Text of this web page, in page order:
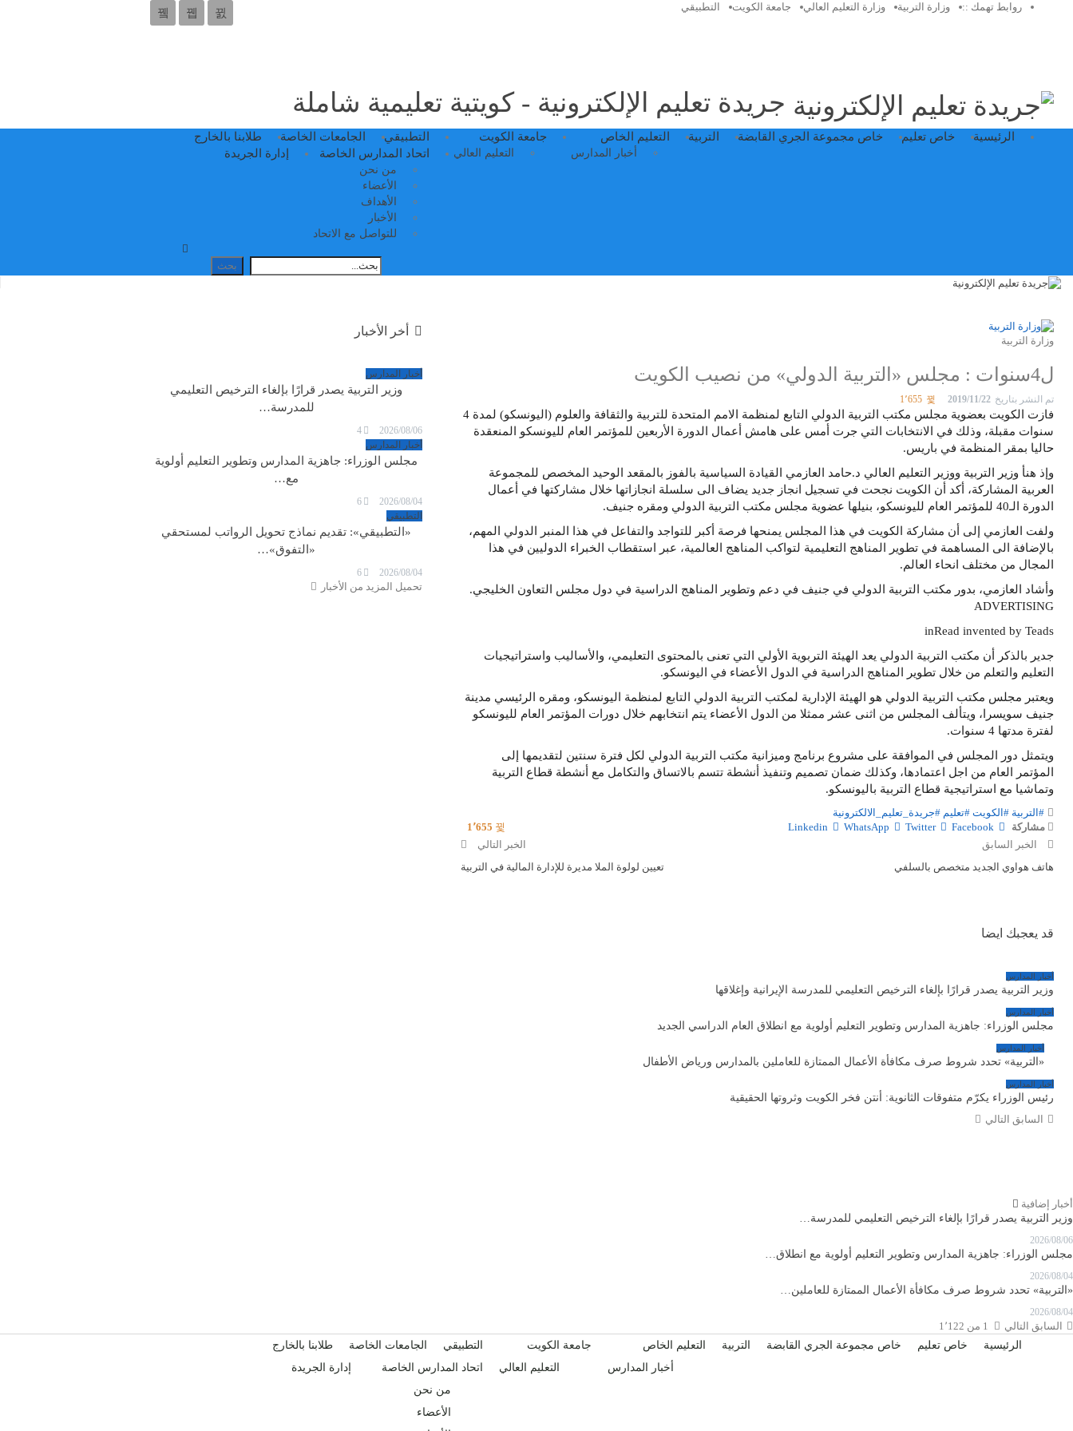
روابط تهمك :: وزارة التربية وزارة التعليم العالي جامعة الكويت التطبيقي
جريدة تعليم الإلكترونية - كويتية تعليمية شاملة
الرئيسية خاص تعليم خاص مجموعة الجري القابضة التربية التعليم الخاص
أخبار المدارس
جامعة الكويت
التعليم العالي
التطبيقي الجامعات الخاصة
طلابنا بالخارج
اتحاد المدارس الخاصة
من نحن
الأعضاء
الأهداف
الأخبار
للتواصل مع الاتحاد
إدارة الجريدة
وزارة التربية
ل4سنوات : مجلس «التربية الدولي» من نصيب الكويت
تم النشر بتاريخ 2019/11/22
فازت الكويت بعضوية مجلس مكتب التربية الدولي التابع لمنظمة الامم المتحدة للتربية والثقافة والعلوم (اليونسكو) لمدة 4
سنوات مقبلة، وذلك في الانتخابات التي جرت أمس على هامش أعمال الدورة الأربعين للمؤتمر العام لليونسكو المنعقدة
حاليا بمقر المنظمة في باريس.
وإذ هنأ وزير التربية ووزير التعليم العالي د.حامد العازمي القيادة السياسية بالفوز بالمقعد الوحيد المخصص للمجموعة
العربية المشاركة، أكد أن الكويت نجحت في تسجيل انجاز جديد يضاف الى سلسلة انجازاتها خلال مشاركتها في أعمال
الدورة الـ40 للمؤتمر العام لليونسكو، بنيلها عضوية مجلس مكتب التربية الدولي ومقره جنيف.
ولفت العازمي إلى أن مشاركة الكويت في هذا المجلس يمنحها فرصة أكبر للتواجد والتفاعل في هذا المنبر الدولي المهم،
بالإضافة الى المساهمة في تطوير المناهج التعليمية لتواكب المناهج العالمية، عبر استقطاب الخبراء الدوليين في هذا
المجال من مختلف انحاء العالم.
وأشاد العازمي، بدور مكتب التربية الدولي في جنيف في دعم وتطوير المناهج الدراسية في دول مجلس التعاون الخليجي.
ADVERTISING
inRead invented by Teads
جدير بالذكر أن مكتب التربية الدولي يعد الهيئة التربوية الأولي التي تعنى بالمحتوى التعليمي، والأساليب واستراتيجيات
التعليم والتعلم من خلال تطوير المناهج الدراسية في الدول الأعضاء في اليونسكو.
ويعتبر مجلس مكتب التربية الدولي هو الهيئة الإدارية لمكتب التربية الدولي التابع لمنظمة اليونسكو، ومقره الرئيسي مدينة
جنيف سويسرا، ويتألف المجلس من اثنى عشر ممثلا من الدول الأعضاء يتم انتخابهم خلال دورات المؤتمر العام لليونسكو
لفترة مدتها 4 سنوات.
ويتمثل دور المجلس في الموافقة على مشروع برنامج وميزانية مكتب التربية الدولي لكل فترة سنتين لتقديمها إلى
المؤتمر العام من اجل اعتمادها، وكذلك ضمان تصميم وتنفيذ أنشطة تتسم بالاتساق والتكامل مع أنشطة قطاع التربية
وتماشيا مع استراتيجية قطاع التربية باليونسكو.
#التربية #الكويت #تعليم #جريدة_تعليم_الالكترونية
1٬655
مشاركة Facebook
Twitter
WhatsApp
Linkedin
الخبر السابق
هاتف هواوي الجديد متخصص بالسلفي
الخبر التالي
تعيين لولوة الملا مديرة للإدارة المالية في التربية
قد يعجبك ايضا
أخبار المدارس
وزير التربية يصدر قرارًا بإلغاء الترخيص التعليمي للمدرسة الإيرانية وإغلاقها
أخبار المدارس
مجلس الوزراء: جاهزية المدارس وتطوير التعليم أولوية مع انطلاق العام الدراسي الجديد
أخبار المدارس
«التربية» تحدد شروط صرف مكافأة الأعمال الممتازة للعاملين بالمدارس ورياض الأطفال
أخبار المدارس
رئيس الوزراء يكرّم متفوقات الثانوية: أنتن فخر الكويت وثروتها الحقيقية
السابق التالي
أخر الأخبار
أخبار المدارس
وزير التربية يصدر قرارًا بإلغاء الترخيص التعليمي
للمدرسة…
2026/08/06
4
أخبار المدارس
مجلس الوزراء: جاهزية المدارس وتطوير التعليم أولوية
مع…
2026/08/04
6
التطبيقي
«التطبيقي»: تقديم نماذج تحويل الرواتب لمستحقي
«التفوق»…
2026/08/04
6
تحميل المزيد من الأخبار
أخبار إضافية
وزير التربية يصدر قرارًا بإلغاء الترخيص التعليمي للمدرسة…
2026/08/06
مجلس الوزراء: جاهزية المدارس وتطوير التعليم أولوية مع انطلاق…
2026/08/04
«التربية» تحدد شروط صرف مكافأة الأعمال الممتازة للعاملين…
2026/08/04
السابق التالي
1 من 1٬122
الرئيسية
خاص تعليم خاص مجموعة الجري القابضة التربية
التعليم الخاص
أخبار المدارس
جامعة الكويت
التعليم العالي
التطبيقي الجامعات الخاصة
طلابنا بالخارج
اتحاد المدارس الخاصة
من نحن
الأعضاء
إدارة الجريدة